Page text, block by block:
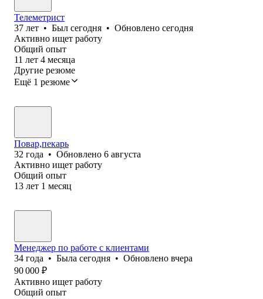
Телеметрист
37 лет • Был сегодня • Обновлено сегодня
Активно ищет работу
Общий опыт
11 лет 4 месяца
Другие резюме
Ещё 1 резюме
Повар,пекарь
32 года • Обновлено 6 августа
Активно ищет работу
Общий опыт
13 лет 1 месяц
Менеджер по работе с клиентами
34 года • Была сегодня • Обновлено вчера
90 000 ₽
Активно ищет работу
Общий опыт